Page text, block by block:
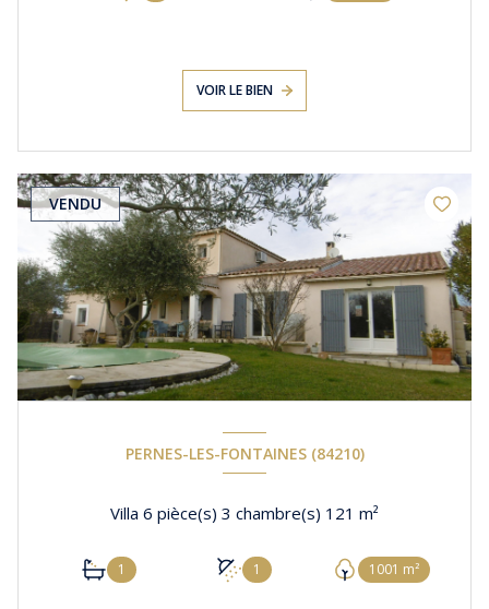
VOIR LE BIEN
VENDU
PERNES-LES-FONTAINES (84210)
Villa 6 pièce(s) 3 chambre(s) 121 m²
1 1 1001 m²